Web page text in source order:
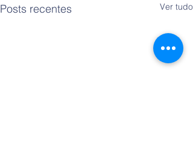
Posts recentes Ver tudo